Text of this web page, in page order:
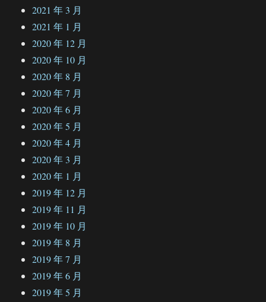
2021 年 3 月
2021 年 1 月
2020 年 12 月
2020 年 10 月
2020 年 8 月
2020 年 7 月
2020 年 6 月
2020 年 5 月
2020 年 4 月
2020 年 3 月
2020 年 1 月
2019 年 12 月
2019 年 11 月
2019 年 10 月
2019 年 8 月
2019 年 7 月
2019 年 6 月
2019 年 5 月